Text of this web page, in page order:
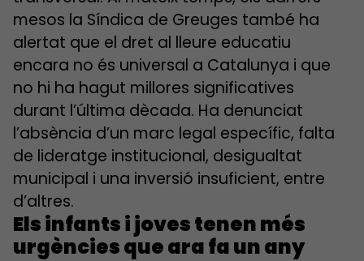
mesos la Síndica de Greuges també ha
alertat que el dret al lleure educatiu
encara no és universal a Catalunya i que
no hi ha hagut millores significatives
durant l’última dècada. Ha denunciat
l’absència d’un marc legal específic, falta
de lideratge institucional, desigualtat
municipal i una inversió insuficient, entre
d’altres.
Els infants i joves tenen més
urgències que ara fa un any